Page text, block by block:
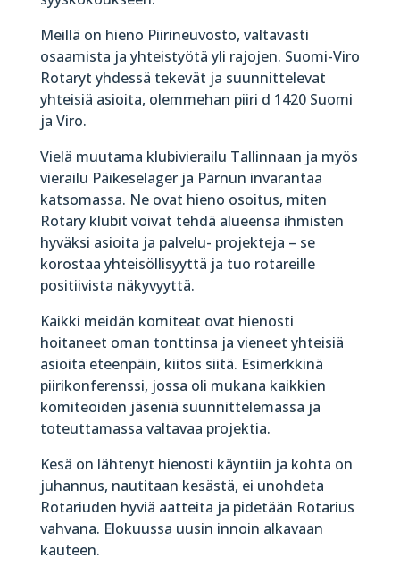
Meillä on hieno Piirineuvosto, valtavasti
osaamista ja yhteistyötä yli rajojen. Suomi-Viro
Rotaryt yhdessä tekevät ja suunnittelevat
yhteisiä asioita, olemmehan piiri d 1420 Suomi
ja Viro.
Vielä muutama klubivierailu Tallinnaan ja myös
vierailu Päikeselager ja Pärnun invarantaa
katsomassa. Ne ovat hieno osoitus, miten
Rotary klubit voivat tehdä alueensa ihmisten
hyväksi asioita ja palvelu- projekteja – se
korostaa yhteisöllisyyttä ja tuo rotareille
positiivista näkyvyyttä.
Kaikki meidän komiteat ovat hienosti
hoitaneet oman tonttinsa ja vieneet yhteisiä
asioita eteenpäin, kiitos siitä. Esimerkkinä
piirikonferenssi, jossa oli mukana kaikkien
komiteoiden jäseniä suunnittelemassa ja
toteuttamassa valtavaa projektia.
Kesä on lähtenyt hienosti käyntiin ja kohta on
juhannus, nautitaan kesästä, ei unohdeta
Rotariuden hyviä aatteita ja pidetään Rotarius
vahvana. Elokuussa uusin innoin alkavaan
kauteen.